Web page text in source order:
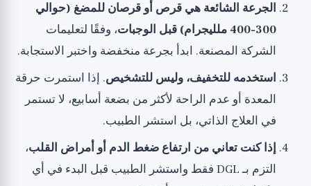
الجرعة الشائعة هي قرص أو قرصان للمضغ (حوالي
300-400 ملليجرام) قبل الوجبات
، وفقًا لتعليمات
الشركة المصنعة. ابدأ بجرعة منخفضة واختبر الاستجابة.
استخدمه للتخفيف، وليس للتشخيص. إذا استمرت حرقة
المعدة أو عدم الراحة لأكثر من بضعة أسابيع، لا تستمر
في العلاج الذاتي، بل استشر الطبيب.
إذا كنت تعاني من ارتفاع ضغط الدم أو أمراض القلب،
التزم بـ DGL فقط واستشر الطبيب قبل البدء في أي